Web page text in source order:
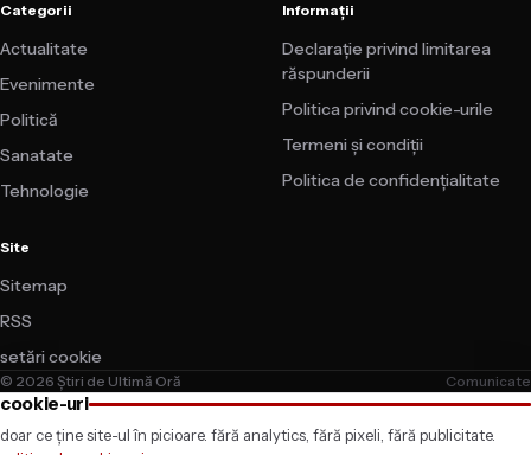
Categorii
Actualitate
Evenimente
Politică
Sanatate
Tehnologie
Informații
Declarație privind limitarea
răspunderii
Politica privind cookie-urile
Termeni și condiții
Politica de confidențialitate
Site
Sitemap
RSS
setări cookie
© 2026 Știri de Ultimă Oră Comunicate
cookie-uri
doar ce ține site-ul în picioare. fără analytics, fără pixeli, fără publicitate.